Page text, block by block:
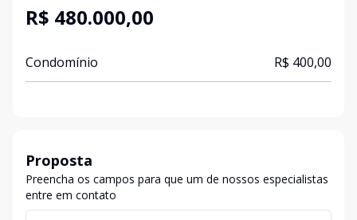
R$ 480.000,00
Condomínio R$ 400,00
Proposta
Preencha os campos para que um de nossos especialistas
entre em contato